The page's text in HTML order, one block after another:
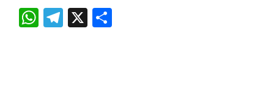
WhatsApp
Telegram
X Condividi